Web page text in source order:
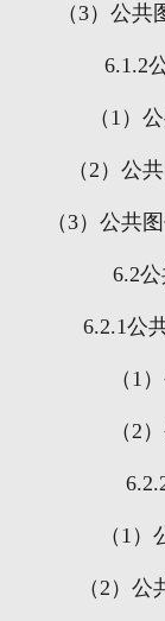
（3）公共
6.1.2
（ 1 ）
（2 ）公
（3）公共
6.2
6.2.1公
（ 1
（2
（ 1 ）
（2 ）公